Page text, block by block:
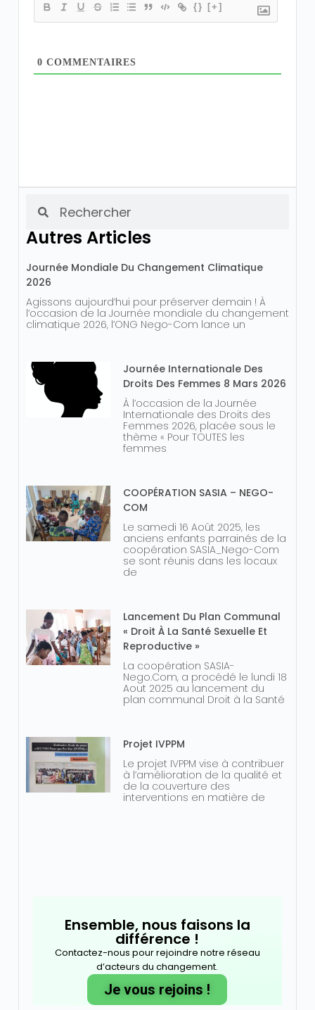
{} [+]
0 COMMENTAIRES
Autres Articles
Journée Mondiale Du Changement Climatique
2026
Agissons aujourd’hui pour préserver demain ! À
l’occasion de la Journée mondiale du changement
climatique 2026, l’ONG Nego-Com lance un
Journée Internationale Des
Droits Des Femmes 8 Mars 2026
À l’occasion de la Journée
Internationale des Droits des
Femmes 2026, placée sous le
thème « Pour TOUTES les
femmes
COOPÉRATION SASIA – NEGO-
COM
Le samedi 16 Août 2025, les
anciens enfants parrainés de la
coopération SASIA_Nego-Com
se sont réunis dans les locaux
de
Lancement Du Plan Communal
« Droit À La Santé Sexuelle Et
Reproductive »
La coopération SASIA-
Nego.Com, a procédé le lundi 18
Aout 2025 au lancement du
plan communal Droit à la Santé
Projet IVPPM
Le projet IVPPM vise à contribuer
à l’amélioration de la qualité et
de la couverture des
interventions en matière de
Ensemble, nous faisons la
différence !
Contactez-nous pour rejoindre notre réseau
d’acteurs du changement.
Je vous rejoins !